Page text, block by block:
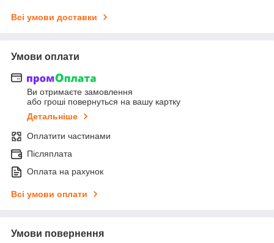
Всі умови доставки
Умови оплати
Ви отримаєте замовлення
або гроші повернуться на вашу картку
Детальніше
Оплатити частинами
Післяплата
Оплата на рахунок
Всі умови оплати
Умови повернення